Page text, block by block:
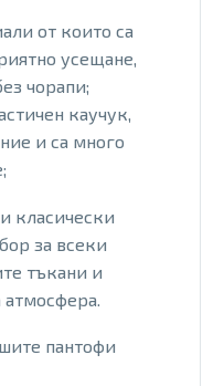
от които са
усещане,
чорапи;
каучук,
и са много
класически
за всеки
тъкани и
пантофи